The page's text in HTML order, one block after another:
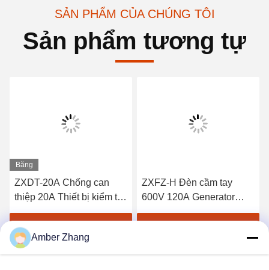
SẢN PHẨM CỦA CHÚNG TÔI
Sản phẩm tương tự
Băng
ZXDT-20A Chống can
thiệp 20A Thiết bị kiểm tra
liên tục mặt đất dẫn chì
xuống
Nhận được giá tốt nhất
ZXFZ-H Đèn cầm tay
600V 120A Generator
Rotor AC Trình kiểm tra
Amber Zhang